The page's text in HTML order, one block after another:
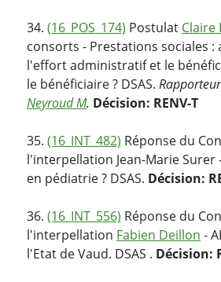
34. (16_POS_174) Postulat Claire
consorts - Prestations sociales
l'effort administratif et le
le bénéficiaire ? DSAS.
Neyroud M. Décision: RENV-T
35. (16_INT_482) Réponse du
l'interpellation Jean-Marie Surer
en pédiatrie ? DSAS. Décision:
36. (16_INT_556) Réponse du
l'interpellation Fabien Deillon -
l'Etat de Vaud. DSAS . Décision: